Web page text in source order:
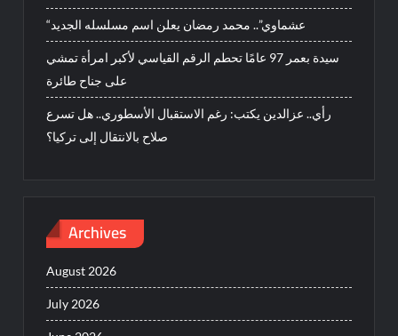
“عشماوي”.. محمد رمضان يعلن اسم مسلسله الجديد
سيدة بعمر 97 عامًا تحطم الرقم القياسي لأكبر امرأة تمشي
على جناح طائرة
رأي.. عزالدين يكتب: رغم الاستقبال الأسطوري.. هل تسرع
صلاح بالانتقال إلى تركيا؟
Archives
August 2026
July 2026